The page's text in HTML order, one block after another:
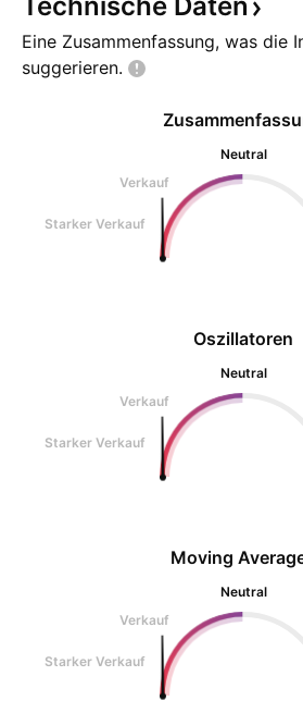
Eine Zusammenfassung, was die
suggerieren.
Oszillatoren
Neutral
Verkauf
Starker Verkauf
Neutral
Verkauf
Starker Verkauf
Moving
Neutral
Verkauf
Starker Verkauf